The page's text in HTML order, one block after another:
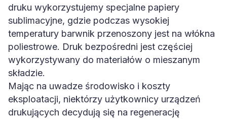
druku wykorzystujemy specjalne papiery
sublimacyjne, gdzie podczas wysokiej
temperatury barwnik przenoszony jest na włókna
poliestrowe. Druk bezpośredni jest częściej
wykorzystywany do materiałów o mieszanym
składzie.
Mając na uwadze środowisko i koszty
eksploatacji, niektórzy użytkownicy urządzeń
drukujących decydują się na regenerację